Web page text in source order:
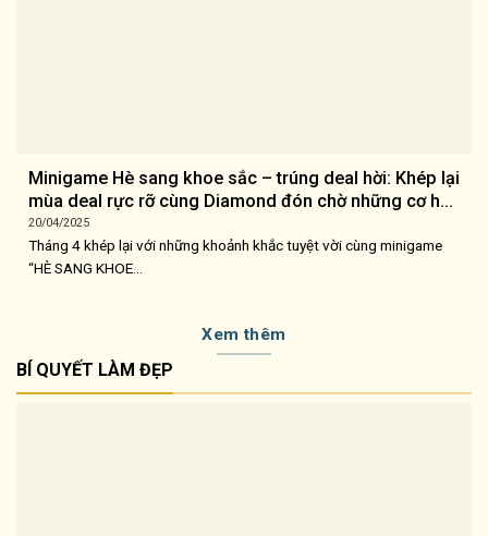
Minigame Hè sang khoe sắc – trúng deal hời: Khép lại
mùa deal rực rỡ cùng Diamond đón chờ những cơ hội
mới
20/04/2025
Tháng 4 khép lại với những khoảnh khắc tuyệt vời cùng minigame
“HÈ SANG KHOE...
Xem thêm
BÍ QUYẾT LÀM ĐẸP